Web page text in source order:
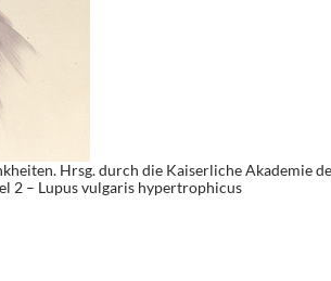
Hrsg. durch die Kaiserliche Akademie
2 – Lupus vulgaris hypertrophicus